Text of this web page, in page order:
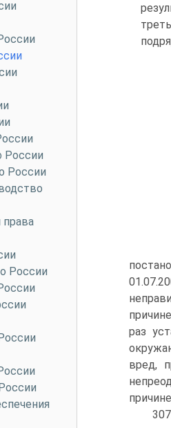
России
России
права
России
раз
вред,